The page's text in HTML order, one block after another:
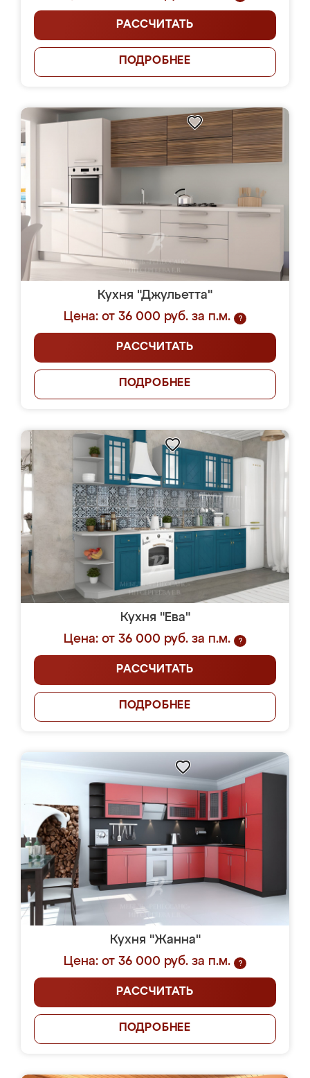
РАССЧИТАТЬ
ПОДРОБНЕЕ
Кухня "Джульетта"
Цена: от 36 000 руб. за п.м.
?
РАССЧИТАТЬ
ПОДРОБНЕЕ
Кухня "Ева"
Цена: от 36 000 руб. за п.м.
?
РАССЧИТАТЬ
ПОДРОБНЕЕ
Кухня "Жанна"
Цена: от 36 000 руб. за п.м.
?
РАССЧИТАТЬ
ПОДРОБНЕЕ